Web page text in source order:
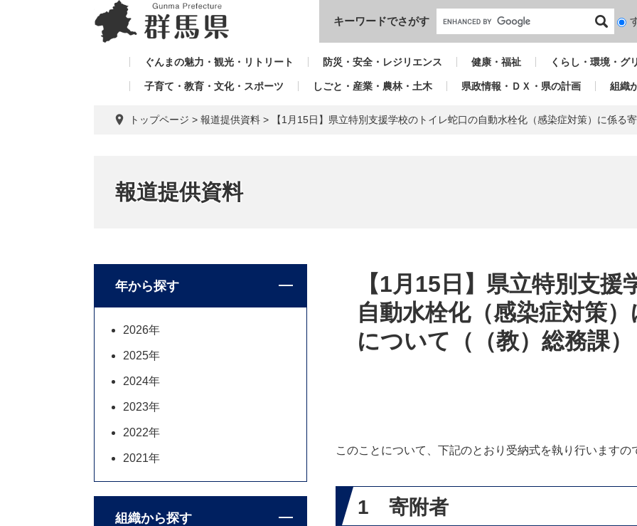
本文へ
キーワードでさがす
検
対
ぐんまの魅力・観光・リトリート 防災・安全・レジリエンス 健康・福祉 くらし・環境・グ
子育て・教育・文化・スポーツ しごと・産業・農林・土木 県政情報・ＤＸ・県の計画 組織
トップページ > 報道提供資料 > 【1月15日】県立特別支援学校のトイレ蛇口の自動水栓化（感染症対策）に係る
報道提供資料
【1月15日】県立特別支
自動水栓化（感染症対策
について（（教）総務課）
このことについて、下記のとおり受納式を執り行いますの
1 寄附者
年から探す
2026年
2025年
2024年
2023年
2022年
2021年
組織から探す